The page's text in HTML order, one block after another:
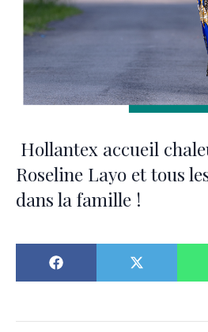
Hollantex accueil
Roseline Layo et tous
dans la famille !